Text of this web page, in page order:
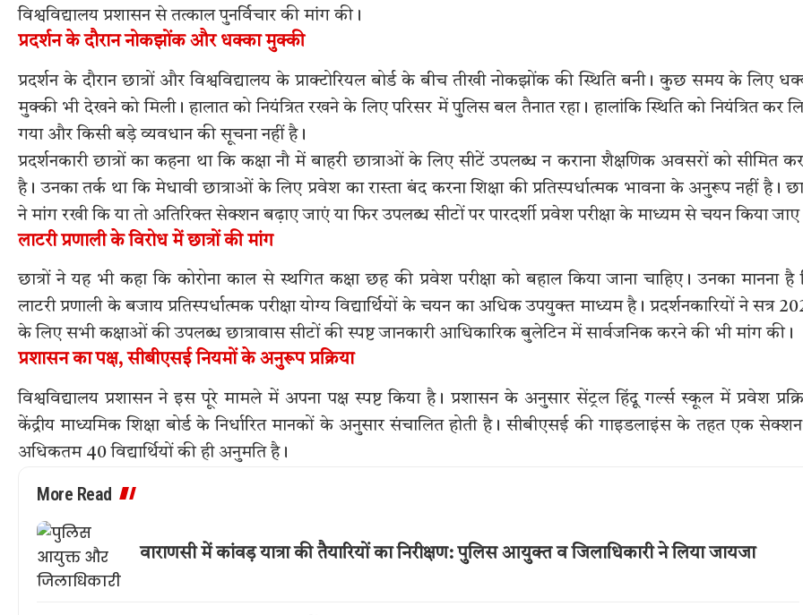
विश्वविद्यालय प्रशासन से तत्काल पुनर्विचार की मांग की।
प्रदर्शन के दौरान नोकझोंक और धक्का मुक्की
प्रदर्शन के दौरान छात्रों और विश्वविद्यालय के प्राक्टोरियल बोर्ड के बीच तीखी नोकझोंक की स्थिति बनी। कुछ समय के लिए
मुक्की भी देखने को मिली। हालात को नियंत्रित रखने के लिए परिसर में पुलिस बल तैनात रहा। हालांकि स्थिति को नियंत्रित कर
गया और किसी बड़े व्यवधान की सूचना नहीं है।
प्रदर्शनकारी छात्रों का कहना था कि कक्षा नौ में बाहरी छात्राओं के लिए सीटें उपलब्ध न कराना शैक्षणिक अवसरों को सीमित
है। उनका तर्क था कि मेधावी छात्राओं के लिए प्रवेश का रास्ता बंद करना शिक्षा की प्रतिस्पर्धात्मक भावना के अनुरूप नहीं है।
ने मांग रखी कि या तो अतिरिक्त सेक्शन बढ़ाए जाएं या फिर उपलब्ध सीटों पर पारदर्शी प्रवेश परीक्षा के माध्यम से चयन किया
लाटरी प्रणाली के विरोध में छात्रों की मांग
छात्रों ने यह भी कहा कि कोरोना काल से स्थगित कक्षा छह की प्रवेश परीक्षा को बहाल किया जाना चाहिए। उनका मानना है
लाटरी प्रणाली के बजाय प्रतिस्पर्धात्मक परीक्षा योग्य विद्यार्थियों के चयन का अधिक उपयुक्त माध्यम है। प्रदर्शनकारियों ने सत्र
के लिए सभी कक्षाओं की उपलब्ध छात्रावास सीटों की स्पष्ट जानकारी आधिकारिक बुलेटिन में सार्वजनिक करने की भी मांग की।
प्रशासन का पक्ष, सीबीएसई नियमों के अनुरूप प्रक्रिया
विश्वविद्यालय प्रशासन ने इस पूरे मामले में अपना पक्ष स्पष्ट किया है। प्रशासन के अनुसार सेंट्रल हिंदू गर्ल्स स्कूल में प्रवेश
केंद्रीय माध्यमिक शिक्षा बोर्ड के निर्धारित मानकों के अनुसार संचालित होती है। सीबीएसई की गाइडलाइंस के तहत एक
अधिकतम 40 विद्यार्थियों की ही अनुमति है।
More Read
वाराणसी में कांवड़ यात्रा की तैयारियों का निरीक्षण: पुलिस आयुक्त व जिलाधिकारी ने लिया जायजा